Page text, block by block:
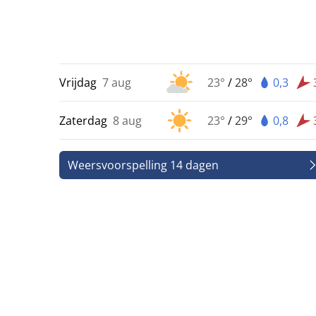
Vrijdag 7 aug 23° /28° 0,3
Zaterdag 8 aug 23° /29° 0,8
Weersvoorspelling 14 dagen